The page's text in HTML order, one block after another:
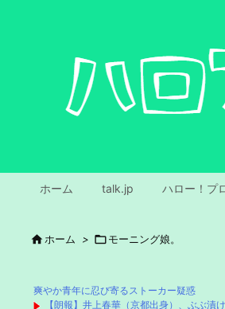
ホーム talk.jp ハロー！プ
 ホーム > モーニング娘。
爽やか青年に忍び寄るストーカー疑惑
【朗報】井上春華（京都出身）、ぶぶ漬